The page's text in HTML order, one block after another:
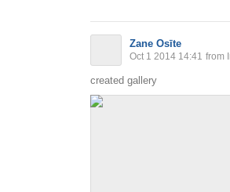
Zane Osīte
Oct 1 2014 14:41 from
created gallery